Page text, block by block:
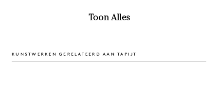
Toon Alles
KUNSTWERKEN GERELATEERD AAN TAPIJT